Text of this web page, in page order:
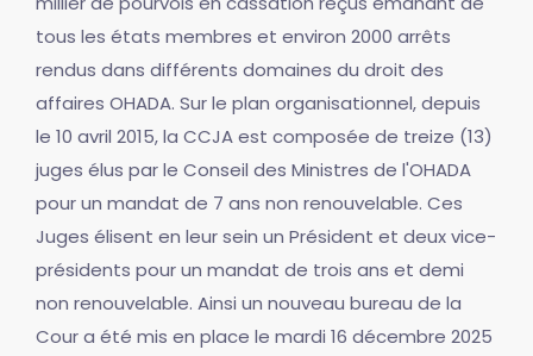
tous les états membres et environ 2000 arrêts
rendus dans différents domaines du droit des
affaires OHADA. Sur le plan organisationnel, depuis
le 10 avril 2015, la CCJA est composée de treize (13)
juges élus par le Conseil des Ministres de l'OHADA
pour un mandat de 7 ans non renouvelable. Ces
Juges élisent en leur sein un Président et deux vice-
présidents pour un mandat de trois ans et demi
non renouvelable. Ainsi un nouveau bureau de la
Cour a été mis en place le mardi 16 décembre 2025